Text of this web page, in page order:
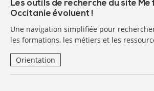
Les outils de recherche du site Me
Occitanie évoluent !
Une navigation simplifiée pour
les formations, les métiers et les
Orientation